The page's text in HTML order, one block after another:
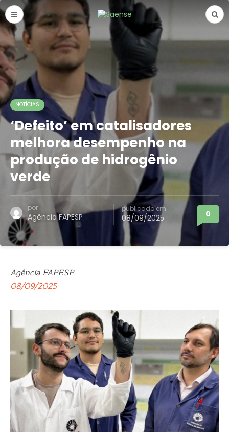
NOTÍCIAS
‘Defeito’ em catalisadores
melhora desempenho na
produção de hidrogênio
verde
por
Agência FAPESP
publicado em
08/09/2025 0
Agência FAPESP
08/09/2025